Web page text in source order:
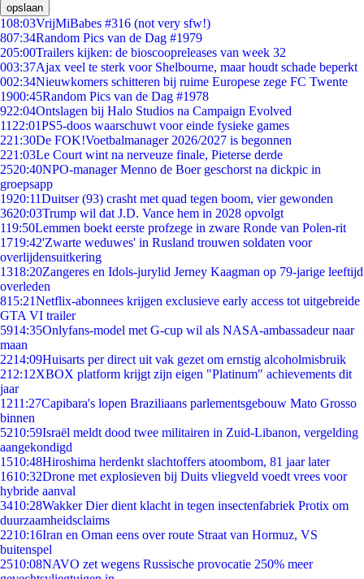
opslaan
108:03VrijMiBabes #316 (not very sfw!)
807:34Random Pics van de Dag #1979
205:00Trailers kijken: de bioscoopreleases van week 32
003:37Ajax veel te sterk voor Shelbourne, maar houdt schade beperkt
002:34Nieuwkomers schitteren bij ruime Europese zege FC Twente
1900:45Random Pics van de Dag #1978
922:04Ontslagen bij Halo Studios na Campaign Evolved
11 22:01PS5-doos waarschuwt voor einde fysieke games
221:30De FOK!Voetbalmanager 2026/2027 is begonnen
221:03Le Court wint na nerveuze finale, Pieterse derde
2520:40NPO-manager Menno de Boer geschorst na dickpic in
groepsapp
1920:11Duitser (93) crasht met quad tegen boom, vier gewonden
3620:03Trump wil dat J.D. Vance hem in 2028 opvolgt
119:50Lemmen boekt eerste profzege in zware Ronde van Polen-rit
1719:42'Zwarte weduwes' in Rusland trouwen soldaten voor
overlijdensuitkering
1318:20Zangeres en Idols-jurylid Jerney Kaagman op 79-jarige leeftijd
overleden
815:21Netflix-abonnees krijgen exclusieve early access tot uitgebreide
GTA VI trailer
5914:35Onlyfans-model met G-cup wil als NASA-ambassadeur naar
maan
2214:09Huisarts per direct uit vak gezet om ernstig alcoholmisbruik
212:12XBOX platform krijgt zijn eigen "Platinum" achievements dit
jaar
1211:27Capibara's lopen Braziliaans parlementsgebouw Mato Grosso
binnen
5210:59Israël meldt dood twee militairen in Zuid-Libanon, vergelding
aangekondigd
1510:48Hiroshima herdenkt slachtoffers atoombom, 81 jaar later
1610:32Drone met explosieven bij Duits vliegveld voedt vrees voor
hybride aanval
3410:28Wakker Dier dient klacht in tegen insectenfabriek Protix om
duurzaamheidsclaims
2210:16Iran en Oman eens over route Straat van Hormuz, VS
buitenspel
2510:08NAVO zet wegens Russische provocatie 250% meer